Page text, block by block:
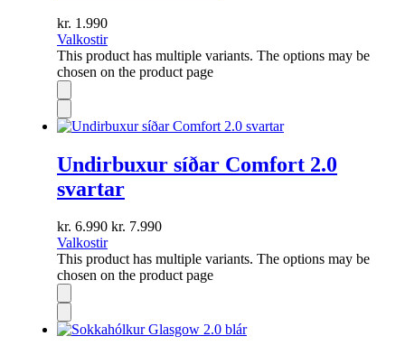
kr. 1.990
Valkostir
This product has multiple variants. The options may be
chosen on the product page
Undirbuxur síðar Comfort 2.0
svartar
kr. 6.990 kr. 7.990
Valkostir
This product has multiple variants. The options may be
chosen on the product page